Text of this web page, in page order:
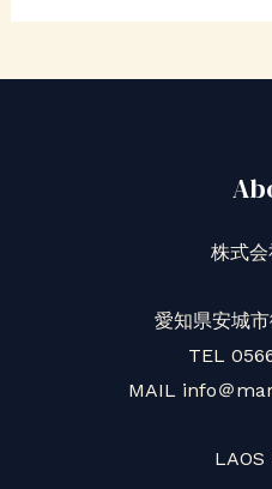
株式
愛知県安城
TEL
MAIL info＠
LAOS